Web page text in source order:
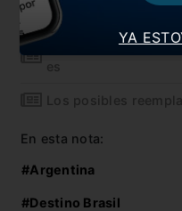
¡Así será la segunda
Sorpresa en el
es
Los posibles
En esta nota:
#Argentina
#Destino Brasil
YA